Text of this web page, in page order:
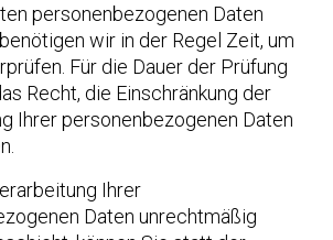
personenbezogenen Daten
wir in der Regel Zeit, um
Für die Dauer der Prüfung
Recht, die Einschränkung der
Ihrer personenbezogenen Daten
Ihrer
Daten unrechtmäßig